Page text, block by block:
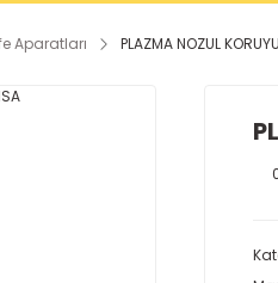
Aparatları PLAZMA NOZUL